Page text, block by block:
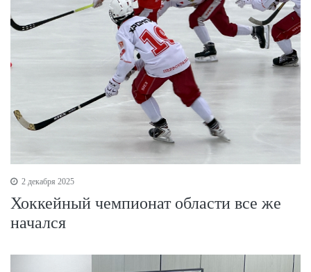
2 декабря 2025
Хоккейный чемпионат области все же
начался